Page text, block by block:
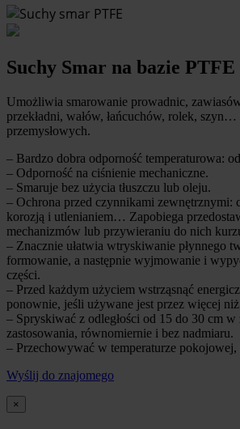
Suchy Smar na bazie PTFE
Umożliwia smarowanie prowadnic,
przekładni, wałów, łańcuchów, rolek,
przemysłowych.
– Bardzo dobra odporność temperaturowa:
– Odporność na ciśnienie mechaniczne.
– Smaruje bez użycia tłuszczu lub oleju.
– Ochrona przed czynnikami zewnętrznymi:
korozją i utlenianiem… Zapobiega
mechanizmów lub przywieraniu do nich
– Znacznie ułatwia wtryskiwanie płynnego
formowanie, a następnie wyjmowanie i
części.
– Przed każdym użyciem wstrząsnąć
ponownie, jeśli używane jest przez więcej
– Spryskiwać z odległości od 15 do 30 cm w
zastosowania, równomiernie i bez nadmiaru.
– Przechowywać w temperaturze pokojowej,
Wyślij do znajomego
×